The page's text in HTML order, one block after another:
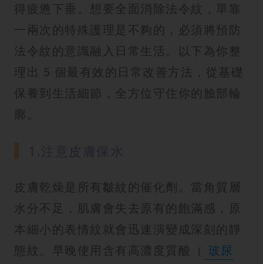
得疲憊下垂。想要全面消除法令紋，單靠
一兩次的特殊護理是不夠的，必須將預防
法令紋的意識融入日常生活。以下為你整
理出 5 個最有效的日常改善方法，從基礎
保養到生活細節，全方位守住你的臉部輪
廓。
皮膚乾燥是所有皺紋的催化劑。當角質層
水分不足，肌膚會失去原有的飽滿感，原
本細小的表情紋就會迅速演變成深刻的靜
態紋。早晚使用含有高濃度質酸（ 玻尿